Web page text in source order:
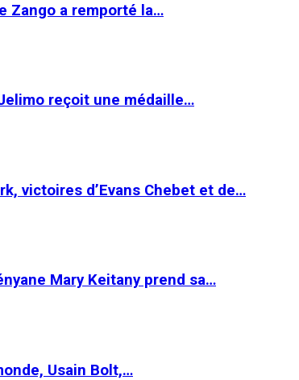
Zango a remporté la…
reçoit une médaille…
victoires d’Evans Chebet et de…
Mary Keitany prend sa…
Usain Bolt,…